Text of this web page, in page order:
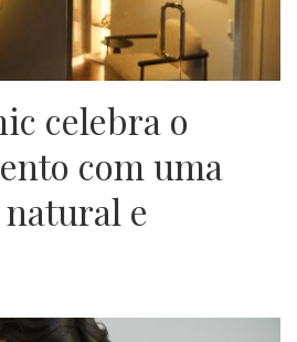
celebra o
com uma
e